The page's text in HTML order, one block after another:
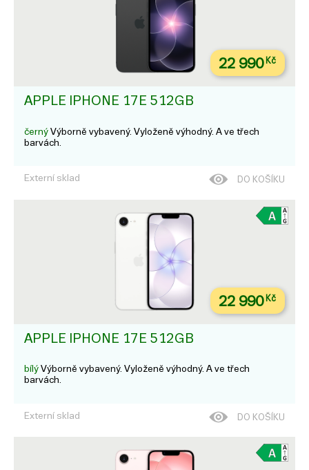
22 990Kč
APPLE IPHONE 17E 512GB
černý Výborně vybavený. Vyloženě výhodný. A ve třech
barvách.
Externí sklad DO KOŠÍKU
22 990Kč
APPLE IPHONE 17E 512GB
bílý Výborně vybavený. Vyloženě výhodný. A ve třech
barvách.
Externí sklad DO KOŠÍKU